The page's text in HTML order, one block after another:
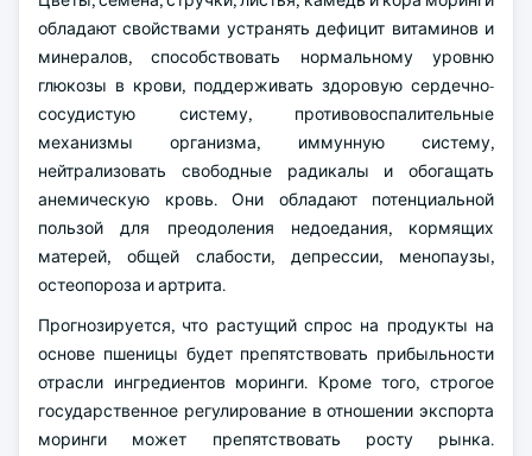
обладают свойствами устранять дефицит витаминов и
минералов, способствовать нормальному уровню
глюкозы в крови, поддерживать здоровую сердечно-
сосудистую систему, противовоспалительные
механизмы организма, иммунную систему,
нейтрализовать свободные радикалы и обогащать
анемическую кровь. Они обладают потенциальной
пользой для преодоления недоедания, кормящих
матерей, общей слабости, депрессии, менопаузы,
остеопороза и артрита.
Прогнозируется, что растущий спрос на продукты на
основе пшеницы будет препятствовать прибыльности
отрасли ингредиентов моринги. Кроме того, строгое
государственное регулирование в отношении экспорта
моринги может препятствовать росту рынка.